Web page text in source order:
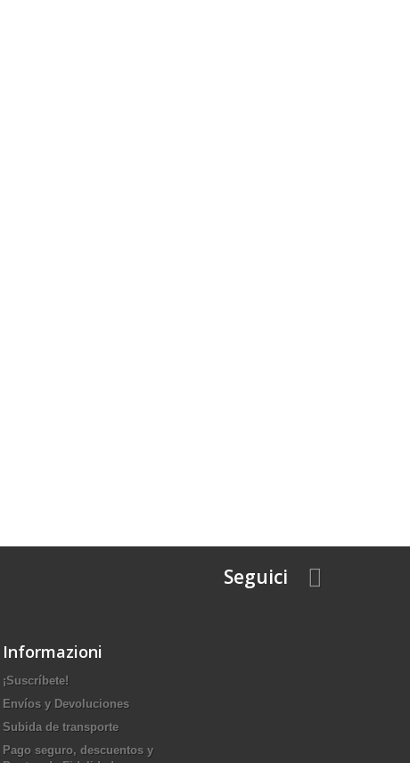
Seguici
Informazioni
¡Suscríbete!
Envíos y Devoluciones
Subida de transporte
Pago seguro, descuentos y